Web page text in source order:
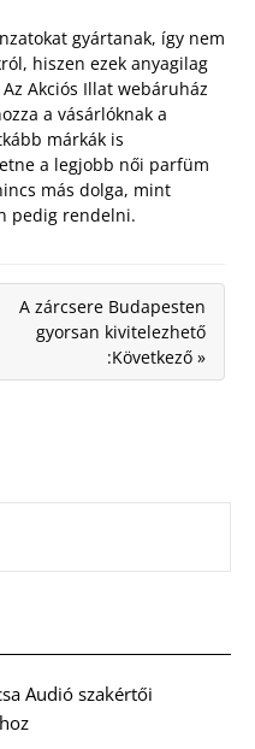
gyártanak, így nem
hiszen ezek anyagilag
Akciós Illat webáruház
a vásárlóknak a
márkák is
a legjobb női parfüm
más dolga, mint
pedig rendelni.
A zárcsere Budapesten
gyorsan kivitelezhető
:Következő »
Audió szakértői